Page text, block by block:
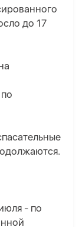
до 17
- по